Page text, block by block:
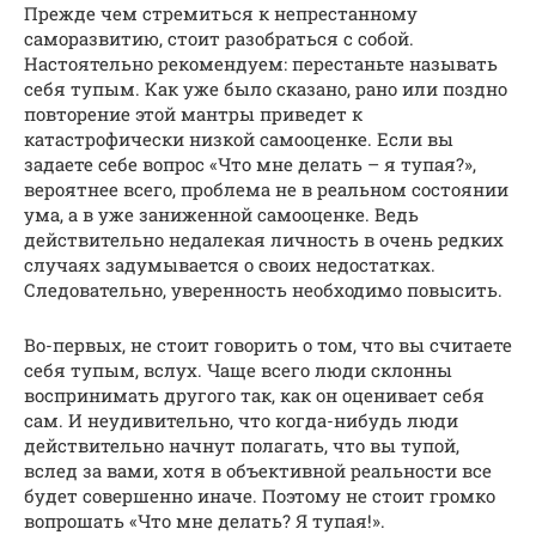
Прежде чем стремиться к непрестанному
саморазвитию, стоит разобраться с собой.
Настоятельно рекомендуем: перестаньте называть
себя тупым. Как уже было сказано, рано или поздно
повторение этой мантры приведет к
катастрофически низкой самооценке. Если вы
задаете себе вопрос «Что мне делать – я тупая?»,
вероятнее всего, проблема не в реальном состоянии
ума, а в уже заниженной самооценке. Ведь
действительно недалекая личность в очень редких
случаях задумывается о своих недостатках.
Следовательно, уверенность необходимо повысить.
Во-первых, не стоит говорить о том, что вы считаете
себя тупым, вслух. Чаще всего люди склонны
воспринимать другого так, как он оценивает себя
сам. И неудивительно, что когда-нибудь люди
действительно начнут полагать, что вы тупой,
вслед за вами, хотя в объективной реальности все
будет совершенно иначе. Поэтому не стоит громко
вопрошать «Что мне делать? Я тупая!».